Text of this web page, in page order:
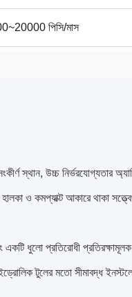
পিসি/মাস
স্থান, উচ্চ নির্ভরযোগ্যতার
ও কমপ্যাক্ট আকারে থাকা
একটি ধুলো প্রতিরোধী
টুলের মতো সীমাবদ্ধ